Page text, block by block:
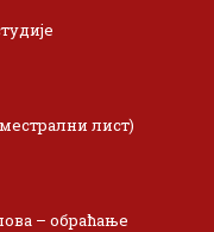
лист)
– обраћање